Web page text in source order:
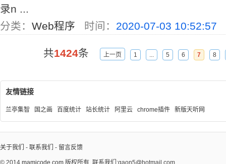
录n ...
分类： Web程序 时间： 2020-07-03 10:52:57
共1424条 上一页 1 ... 5 6 7 8
友情链接
兰亭集智 国之画 百度统计 站长统计 阿里云 chrome插件 新版天听网
关于我们 - 联系我们 - 留言反馈
© 2014 mamicode.com 版权所有 联系我们:gaon5@hotmail.com